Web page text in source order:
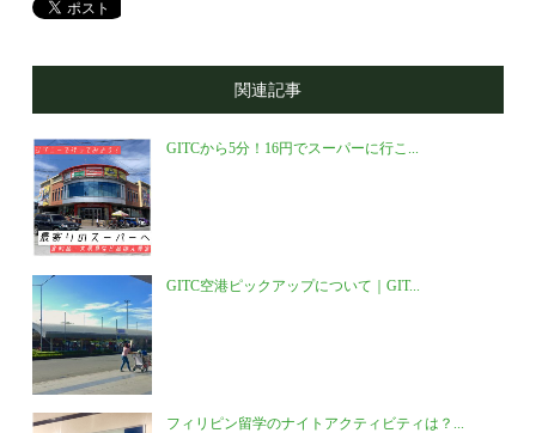
関連記事
GITCから5分！16円でスーパーに行こ...
GITC空港ピックアップについて｜GIT...
フィリピン留学のナイトアクティビティは？...